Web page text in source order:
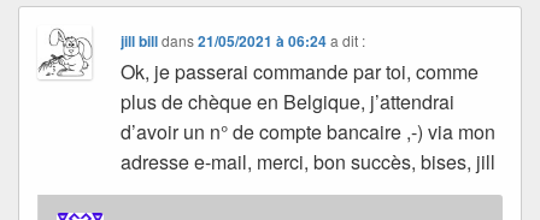
jill billdans21/05/2021 à 06:24 a dit :
Ok, je passerai commande par toi, comme
plus de chèque en Belgique, j’attendrai
d’avoir un n° de compte bancaire ,-) via mon
adresse e-mail, merci, bon succès, bises, jill